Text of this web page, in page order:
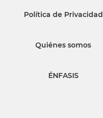
Política de Privacidad
Quiénes somos
ÉNFASIS